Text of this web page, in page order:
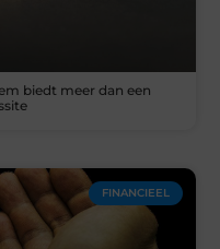
biedt meer dan een
FINANCIEEL